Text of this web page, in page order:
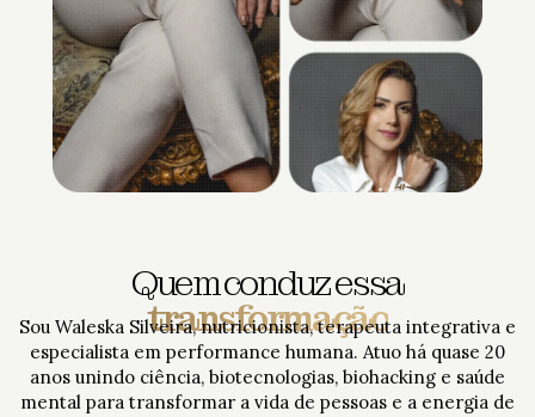
Quem conduz essa
transformação
Sou Waleska Silveira, nutricionista, terapeuta integrativa e
especialista em performance humana. Atuo há quase 20
anos unindo ciência, biotecnologias, biohacking e saúde
mental para transformar a vida de pessoas e a energia de